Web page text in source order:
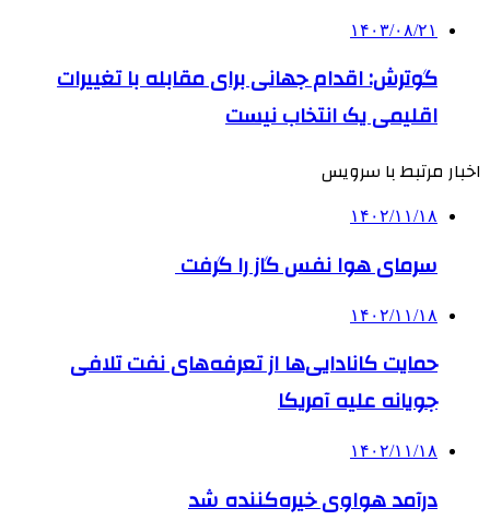
۱۴۰۳/۰۸/۲۱
گوترش: اقدام جهانی برای مقابله با تغییرات
اقلیمی یک انتخاب نیست
اخبار مرتبط با سرویس
۱۴۰۲/۱۱/۱۸
سرمای هوا نفس گاز را گرفت
۱۴۰۲/۱۱/۱۸
حمایت کانادایی‌ها از تعرفه‌های نفت تلافی
جویانه علیه آمریکا
۱۴۰۲/۱۱/۱۸
درآمد هواوی خیره‌کننده شد